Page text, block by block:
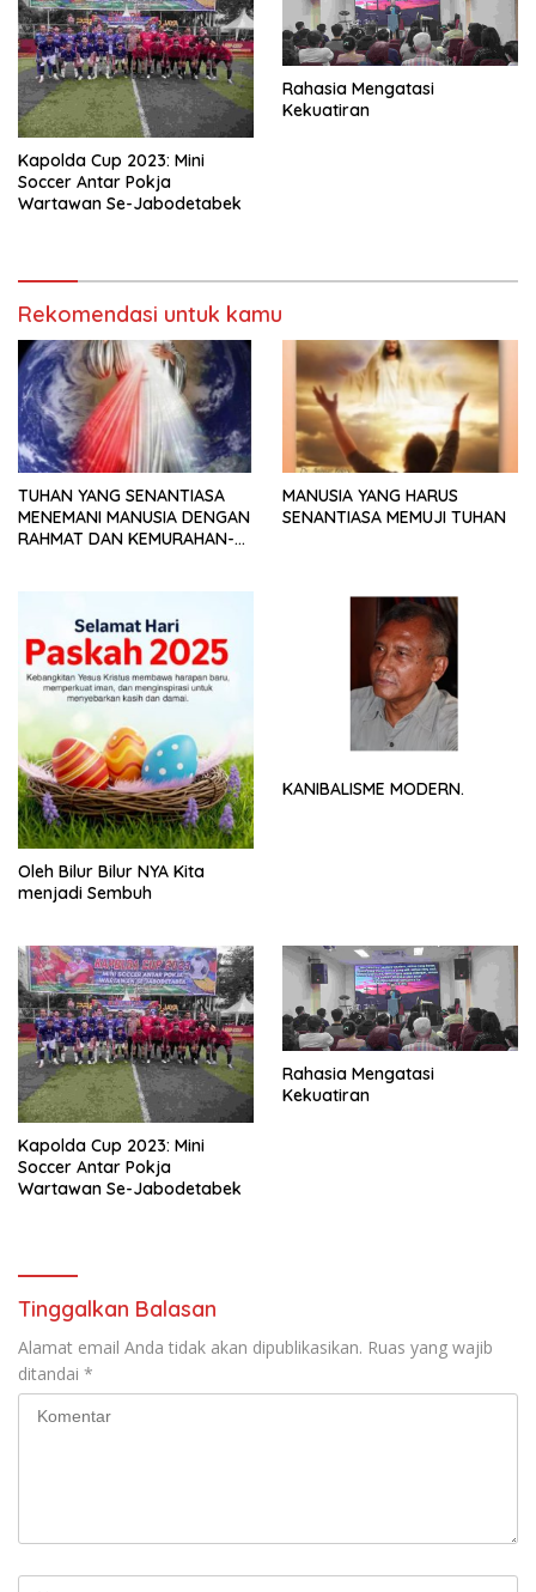
Kapolda Cup 2023: Mini
Soccer Antar Pokja
Wartawan Se-Jabodetabek
Rahasia Mengatasi
Kekuatiran
Rekomendasi untuk kamu
TUHAN YANG SENANTIASA
MENEMANI MANUSIA DENGAN
RAHMAT DAN KEMURAHAN-
MANUSIA YANG HARUS
SENANTIASA MEMUJI TUHAN
Oleh Bilur Bilur NYA Kita
menjadi Sembuh
KANIBALISME MODERN.
Kapolda Cup 2023: Mini
Soccer Antar Pokja
Wartawan Se-Jabodetabek
Rahasia Mengatasi
Kekuatiran
Tinggalkan Balasan
Alamat email Anda tidak akan dipublikasikan. Ruas yang wajib
ditandai *